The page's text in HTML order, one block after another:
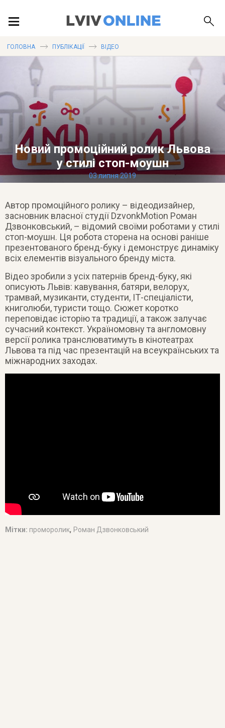
ЛОКАЦІЇ
ПУБЛІКАЦІЇ
ГОЛОВНА ПУБЛІКАЦІЇ ВІДЕО
Новий промоційний ролик Львова
у стилі стоп-моушн
03 липня 2019
Автор промоційного ролику – відеодизайнер,
засновник власної студії DzvonkMotion Роман
Дзвонковський, – відомий своїми роботами у стилі
стоп-моушн. Ця робота сторена на основі раніше
презентованого бренд-буку і демонструє динаміку
всіх елементів візуального бренду міста.
Відео зробили з усіх патернів бренд-буку, які
описують Львів: кавування, батяри, велорух,
трамвай, музиканти, студенти, ІТ-спеціалісти,
книголюби, туристи тощо. Сюжет коротко
переповідає історію та традиції, а також залучає
сучасний контекст. Україномовну та англомовну
версії ролика транслюватимуть в кінотеатрах
Львова та під час презентацій на всеукраїнських та
міжнародних заходах.
Мітки: проморолик, Роман Дзвонковський